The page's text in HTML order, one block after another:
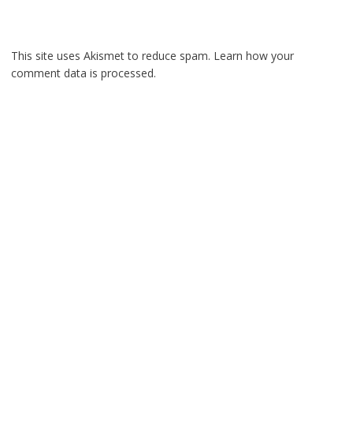
This site uses Akismet to reduce spam. Learn how your
comment data is processed.